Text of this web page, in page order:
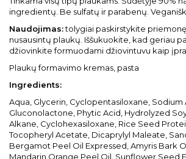
ingredientų. Be sulfatų ir parabenų.
Naudojimas:tolygiai paskirstykite
nusausintų plaukų. Iššukuokite, kad geriau
džiovinkite formuodami džiovintuvu kaip
Plaukų formavimo kremas, pasta
Ingredients:
Aqua, Glycerin, Cyclopentasiloxane, Sodium
Gluconolactone, Phytic Acid, Hydrolyzed Soy
Alkane, Cyclohexasiloxane, Rice Seed
Tocopheryl Acetate, Dicaprylyl Maleate,
Bergamot Peel Oil Expressed, Amyris Bark
Mandarin Orange Peel Oil, Sunflower Seed